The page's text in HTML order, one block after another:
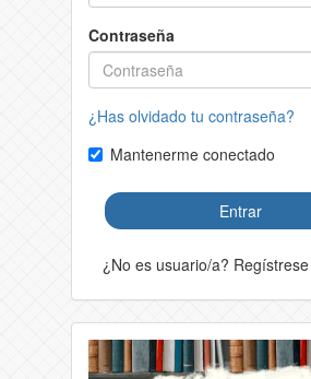
Contraseña
¿Has olvidado tu contraseña?
Mantenerme conectado
Entrar
¿No es usuario/a?